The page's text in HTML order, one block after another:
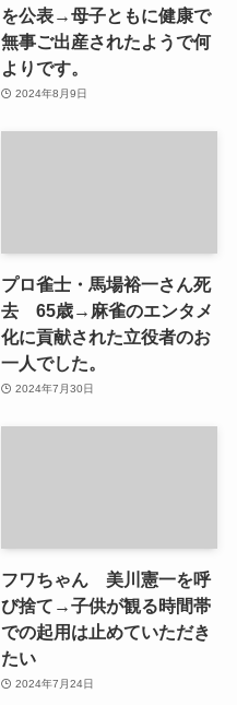
を公表→母子ともに健康で
無事ご出産されたようで何
よりです。
2024年8月9日
プロ雀士・馬場裕一さん死
去 65歳→麻雀のエンタメ
化に貢献された立役者のお
一人でした。
2024年7月30日
フワちゃん 美川憲一を呼
び捨て→子供が観る時間帯
での起用は止めていただき
たい
2024年7月24日